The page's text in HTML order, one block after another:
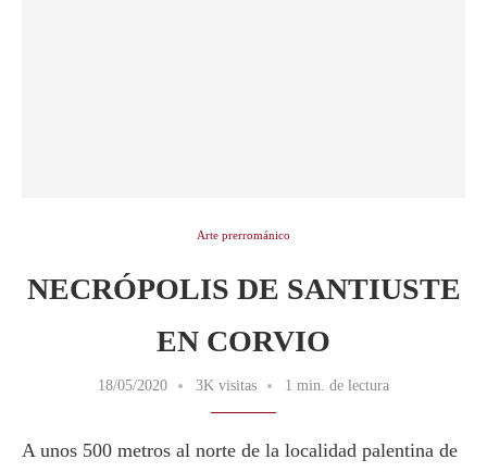
Arte prerrománico
NECRÓPOLIS DE SANTIUSTE
EN CORVIO
18/05/2020 3K visitas 1 min. de lectura
A unos 500 metros al norte de la localidad palentina de